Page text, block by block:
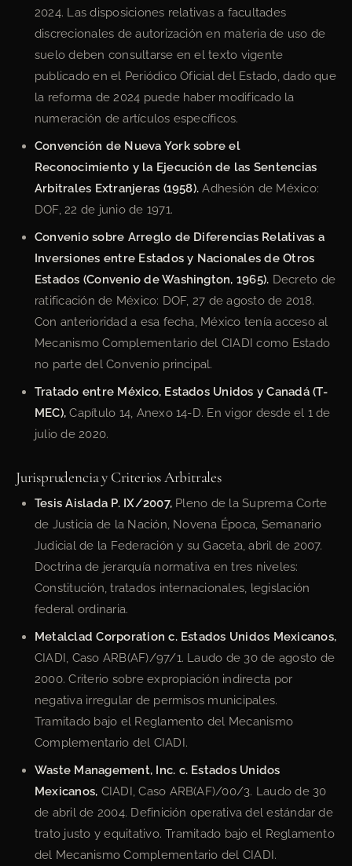
2024. Las disposiciones relativas a facultades
discrecionales de autorización en materia de uso de
suelo deben consultarse en el texto vigente
publicado en el Periódico Oficial del Estado, dado que
la reforma de 2024 puede haber modificado la
numeración de artículos específicos.
Convención de Nueva York sobre el
Reconocimiento y la Ejecución de las Sentencias
Arbitrales Extranjeras (1958). Adhesión de México:
DOF, 22 de junio de 1971.
Convenio sobre Arreglo de Diferencias Relativas a
Inversiones entre Estados y Nacionales de Otros
Estados (Convenio de Washington, 1965). Decreto de
ratificación de México: DOF, 27 de agosto de 2018.
Con anterioridad a esa fecha, México tenía acceso al
Mecanismo Complementario del CIADI como Estado
no parte del Convenio principal.
Tratado entre México, Estados Unidos y Canadá (T-
MEC), Capítulo 14, Anexo 14-D. En vigor desde el 1 de
julio de 2020.
Jurisprudencia y Criterios Arbitrales
Tesis Aislada P. IX/2007, Pleno de la Suprema Corte
de Justicia de la Nación, Novena Época, Semanario
Judicial de la Federación y su Gaceta, abril de 2007.
Doctrina de jerarquía normativa en tres niveles:
Constitución, tratados internacionales, legislación
federal ordinaria.
Metalclad Corporation c. Estados Unidos Mexicanos,
CIADI, Caso ARB(AF)/97/1. Laudo de 30 de agosto de
2000. Criterio sobre expropiación indirecta por
negativa irregular de permisos municipales.
Tramitado bajo el Reglamento del Mecanismo
Complementario del CIADI.
Waste Management, Inc. c. Estados Unidos
Mexicanos, CIADI, Caso ARB(AF)/00/3. Laudo de 30
de abril de 2004. Definición operativa del estándar de
trato justo y equitativo. Tramitado bajo el Reglamento
del Mecanismo Complementario del CIADI.